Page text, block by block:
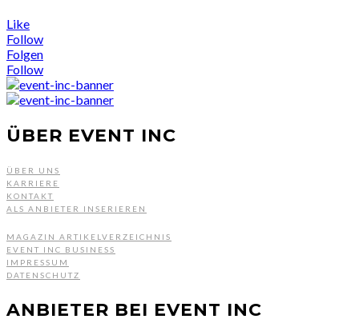
Like
Follow
Folgen
Follow
ÜBER EVENT INC
ÜBER UNS
KARRIERE
KONTAKT
ALS ANBIETER INSERIEREN
MAGAZIN ARTIKELVERZEICHNIS
EVENT INC BUSINESS
IMPRESSUM
DATENSCHUTZ
ANBIETER BEI EVENT INC